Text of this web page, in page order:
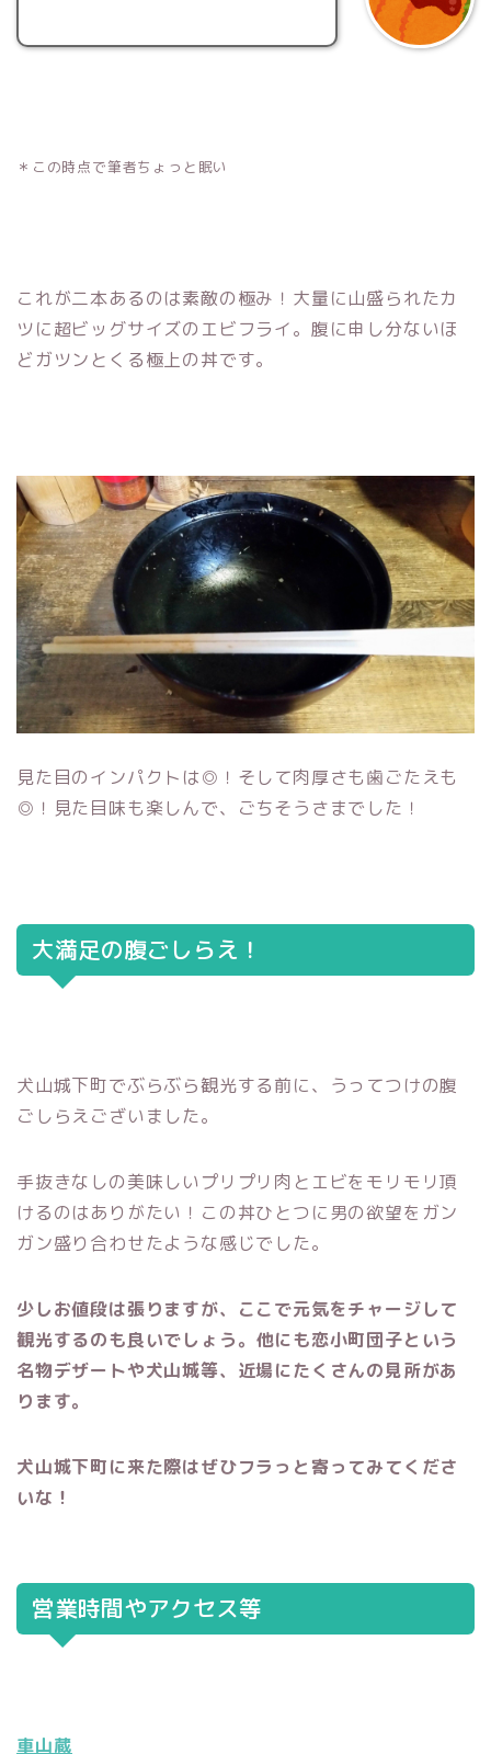
＊この時点で筆者ちょっと眠い
これが二本あるのは素敵の極み！大量に山盛られたカ
ツに超ビッグサイズのエビフライ。腹に申し分ないほ
どガツンとくる極上の丼です。
見た目のインパクトは◎！そして肉厚さも歯ごたえも
◎！見た目味も楽しんで、ごちそうさまでした！
大満足の腹ごしらえ！
犬山城下町でぶらぶら観光する前に、うってつけの腹
ごしらえございました。
手抜きなしの美味しいプリプリ肉とエビをモリモリ頂
けるのはありがたい！この丼ひとつに男の欲望をガン
ガン盛り合わせたような感じでした。
少しお値段は張りますが、ここで元気をチャージして
観光するのも良いでしょう。他にも恋小町団子という
名物デザートや犬山城等、近場にたくさんの見所があ
ります。
犬山城下町に来た際はぜひフラっと寄ってみてくださ
いな！
営業時間やアクセス等
車山蔵